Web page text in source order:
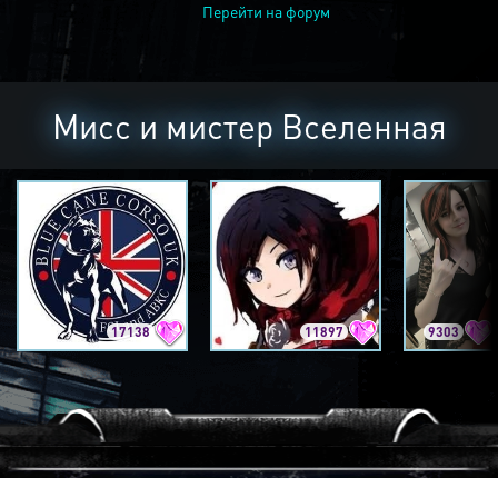
Перейти на форум
Мисс и мистер Вселенная
17138 11897 9303